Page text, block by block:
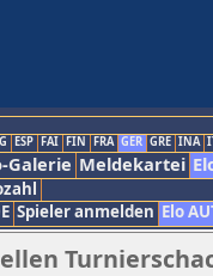
ESP FAI FIN FRA GER GRE INA
Galerie Meldekartei
Spieler anmelden Elo